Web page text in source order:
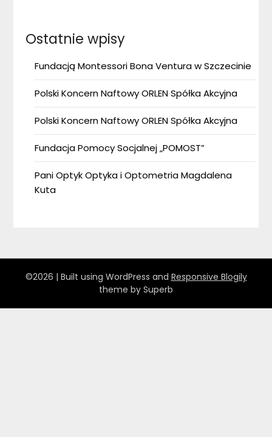
Ostatnie wpisy
Fundacją Montessori Bona Ventura w Szczecinie
Polski Koncern Naftowy ORLEN Spółka Akcyjna
Polski Koncern Naftowy ORLEN Spółka Akcyjna
Fundacja Pomocy Socjalnej „POMOST”
Pani Optyk Optyka i Optometria Magdalena
Kuta
©2026 | Built using WordPress and Responsive Blogily
theme by Superb